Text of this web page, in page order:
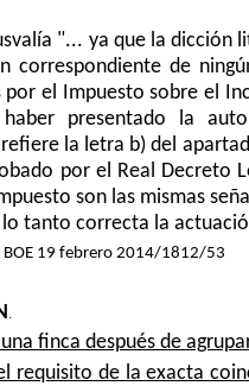
"... ya que la dicción
correspondiente de
el Impuesto sobre el
haber presentado la
la letra b) del
por el Real Decreto
son las mismas
tanto correcta la
BOE 19 febrero 2014/1812/53
.
finca después de
requisito de la exacta